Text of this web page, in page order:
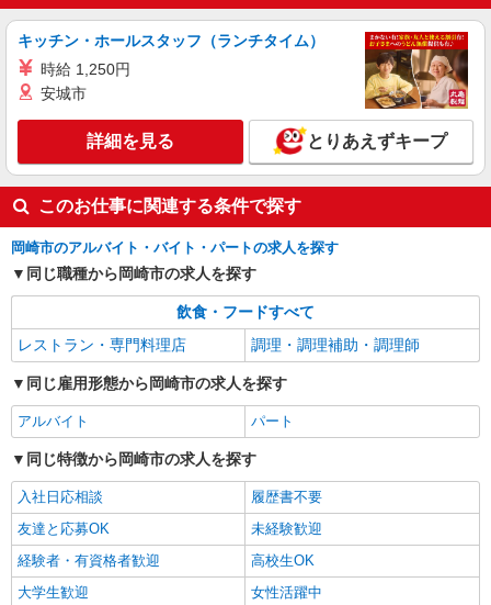
すき家 岡崎法性寺店
すき家の店舗スタッフ（接客・調理・清掃な
時給1,538円
愛知県岡崎市法性寺町柳ノ内36-1
キープ
パート
ツクイ岡崎大樹寺（デイサービス）
デイサービス 調理スタッフ（ミールケアクル
時給1,140円〜1,470円 ★土日祝日は時給100円
アップ！ ※給与幅は資格・経験等による
愛知県岡崎市大樹寺3-4-9
キープ 詳細を見る
アルバイト パート
なか卯 岡崎大西店
接客・調理スタッフ（簡単な接客・調理・清
掃・など）
キッチン・ホールスタッフ（ランチタイム）
時給 1,250円
安城市
詳細を見る とりあえずキープ
このお仕事に関連する条件で探す
岡崎市のアルバイト・バイト・パートの求人を探す
同じ職種から岡崎市の求人を探す
飲食・フードすべて
レストラン・専門料理店
調理・調理補助・調理師
同じ雇用形態から岡崎市の求人を探す
アルバイト パート
同じ特徴から岡崎市の求人を探す
入社日応相談
履歴書不要
友達と応募OK
未経験歓迎
経験者・有資格者歓迎
高校生OK
大学生歓迎
女性活躍中